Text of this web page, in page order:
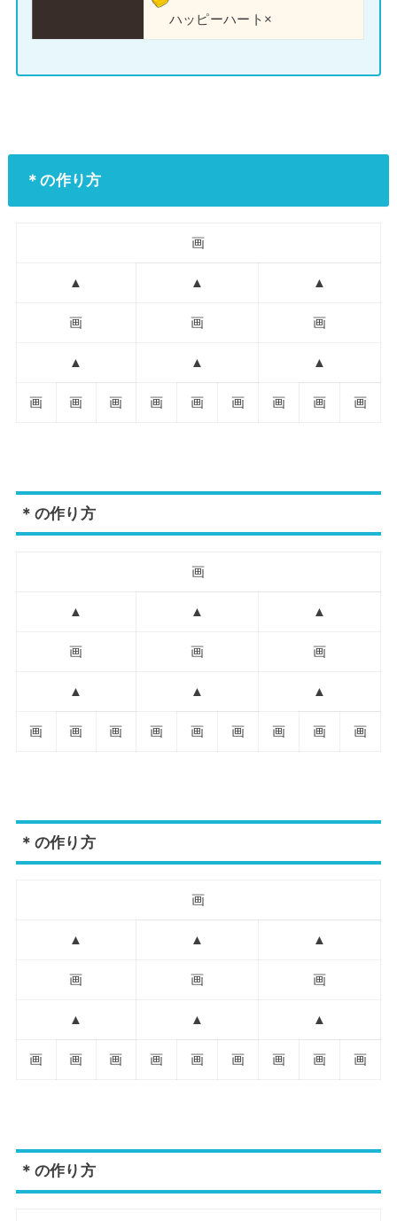
ハッピーハート×
＊の作り方
画
▲ ▲ ▲
画 画 画
▲ ▲ ▲
画 画 画 画 画 画 画 画 画
＊の作り方
画
▲ ▲ ▲
画 画 画
▲ ▲ ▲
画 画 画 画 画 画 画 画 画
＊の作り方
画
▲ ▲ ▲
画 画 画
▲ ▲ ▲
画 画 画 画 画 画 画 画 画
＊の作り方